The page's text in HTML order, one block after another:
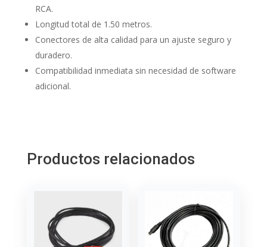
RCA.
Longitud total de 1.50 metros.
Conectores de alta calidad para un ajuste seguro y
duradero.
Compatibilidad inmediata sin necesidad de software
adicional.
Productos relacionados